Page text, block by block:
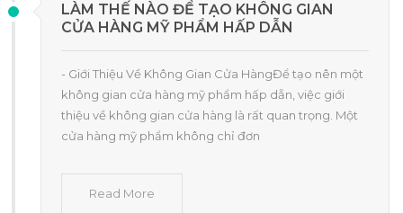
LÀM THẾ NÀO ĐỂ TẠO KHÔNG GIAN
CỬA HÀNG MỸ PHẨM HẤP DẪN
- Giới Thiệu Về Không Gian Cửa HàngĐể tạo nên một
không gian cửa hàng mỹ phẩm hấp dẫn, việc giới
thiệu về không gian cửa hàng là rất quan trọng. Một
cửa hàng mỹ phẩm không chỉ đơn
Read More